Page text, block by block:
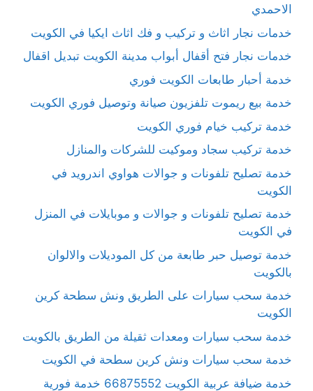
الاحمدي
خدمات نجار اثاث و تركيب و فك اثاث ايكيا في الكويت
خدمات نجار فتح أقفال أبواب مدينة الكويت تبديل اقفال
خدمة أحبار طابعات الكويت فوري
خدمة بيع ريموت تلفزيون صيانة وتوصيل فوري الكويت
خدمة تركيب خيام فوري الكويت
خدمة تركيب سجاد وموكيت للشركات والمنازل
خدمة تصليح تلفونات و جوالات هواوي اندرويد في
الكويت
خدمة تصليح تلفونات و جوالات و موبايلات في المنزل
في الكويت
خدمة توصيل حبر طابعة من كل الموديلات والالوان
بالكويت
خدمة سحب سيارات على الطريق ونش سطحة كرين
الكويت
خدمة سحب سيارات ومعدات ثقيلة من الطريق بالكويت
خدمة سحب سيارات ونش كرين سطحة في الكويت
خدمة ضيافة عربية الكويت 66875552 خدمة فورية